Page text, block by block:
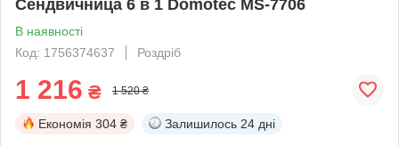
Сендвичница 6 в 1 Domotec MS-7706
В наявності
Код: 1756374637
Роздріб
1 216 ₴ 1 520 ₴
Економія 304 ₴ Залишилось 24 дні